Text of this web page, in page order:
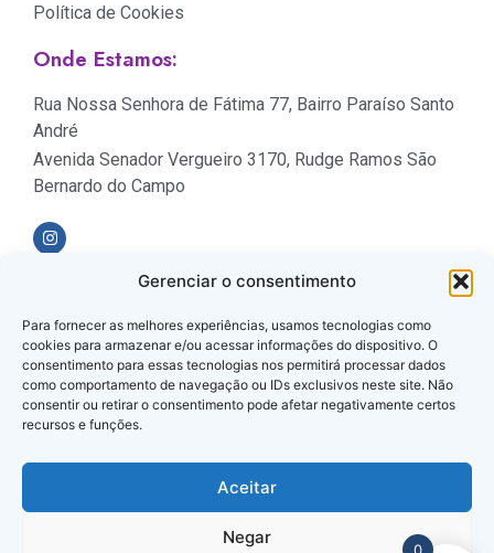
Gerenciar o consentimento
Para fornecer as melhores experiências, usamos tecnologias como
cookies para armazenar e/ou acessar informações do dispositivo. O
consentimento para essas tecnologias nos permitirá processar dados
como comportamento de navegação ou IDs exclusivos neste site. Não
consentir ou retirar o consentimento pode afetar negativamente certos
recursos e funções.
Aceitar
Negar
Política de Cookies
Onde Estamos:
Rua Nossa Senhora de Fátima 77, Bairro Paraíso Santo
André
Avenida Senador Vergueiro 3170, Rudge Ramos São
Bernardo do Campo
Formas de Pagamento
Loja Verificada